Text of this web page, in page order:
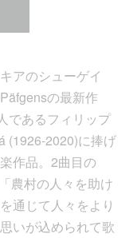
アのシューゲイ
の最新作
であるフィリップ
(1926-2020)に捧げ
作品。2曲目の
農村の人々を助け
通じて人々をより
いが込められて歌